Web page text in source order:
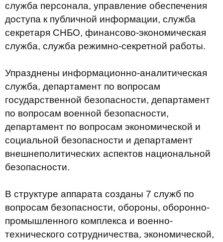
служба персонала, управление обеспечения
доступа к публичной информации, служба
секретаря СНБО, финансово-экономическая
служба, служба режимно-секретной работы.
Упразднены информационно-аналитическая
служба, департамент по вопросам
государственной безопасности, департамент
по вопросам военной безопасности,
департамент по вопросам экономической и
социальной безопасности и департамент
внешнеполитических аспектов национальной
безопасности.
В структуре аппарата созданы 7 служб по
вопросам безопасности, обороны, оборонно-
промышленного комплекса и военно-
технического сотрудничества, экономической,